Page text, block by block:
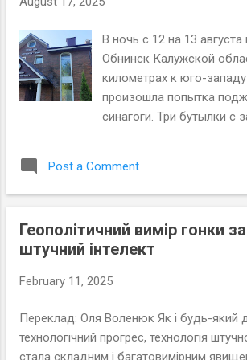
и скончался от
мусульманских
качестве жертвы
выкуп из-за его
происхождения, и
бесчеловечным пыткам,
Цах, ЛААМ Убийство
праворадикального
х и 1990х, выражавшемся
отрицании Холокоста
В ночь с 12 на 13 августа
Обнинск Калужской
километрах к юго-
произошла попытка
синагоги. Три бутылки с
потушить, от огня никто
Обнинске проживает
российской переписи
чуть более 100 человек,
(ФЕОР) – около 800
близлежащие районы.
Калужской области,
вне имперской Черты
Post a Comment
Геополітичний вимір гонки за
штучний інтелект
February 11, 2025
Переклад: Оля Воленюк Як і будь-який
технологічний прогрес, технологія
стала складним і багатовимірним